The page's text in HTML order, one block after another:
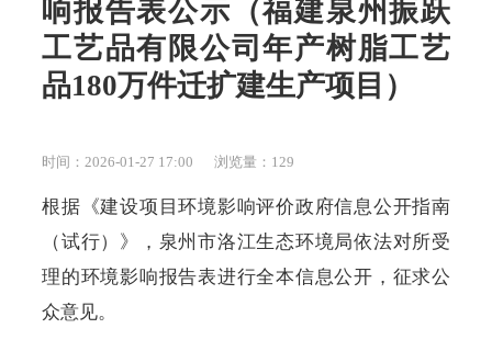
响报告表公示（福建泉州振跃
工艺品有限公司年产树脂工艺
品180万件迁扩建生产项目）
时间：2026-01-27 17:00 浏览量： 129
根据《建设项目环境影响评价政府信息公开指南
（试行）》，泉州市洛江生态环境局依法对所受
理的环境影响报告表进行全本信息公开，征求公
众意见。